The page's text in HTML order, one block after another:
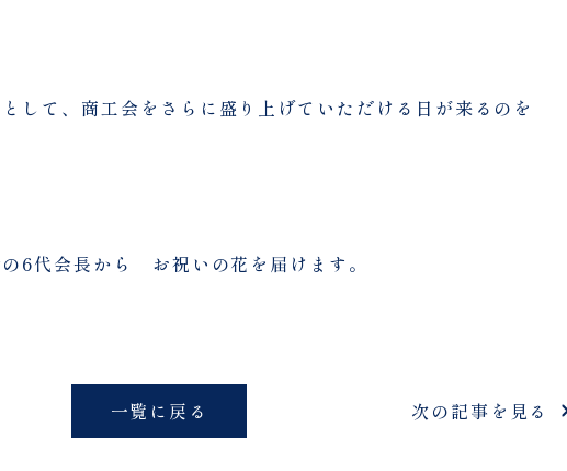
して、商工会をさらに盛り上げていただける日が来るのを
6代会長から お祝いの花を届けます。
一覧に戻る 次の記事を見る